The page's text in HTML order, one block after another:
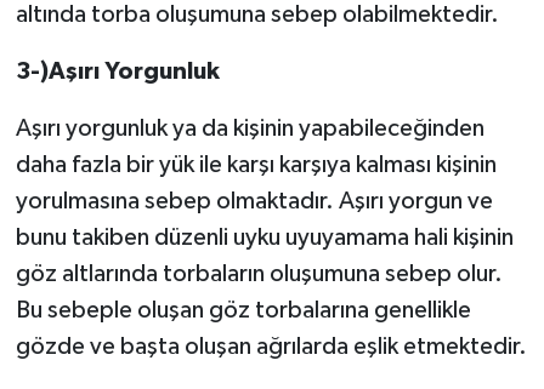
altında torba oluşumuna sebep olabilmektedir.
3-)Aşırı Yorgunluk
Aşırı yorgunluk ya da kişinin yapabileceğinden
daha fazla bir yük ile karşı karşıya kalması kişinin
yorulmasına sebep olmaktadır. Aşırı yorgun ve
bunu takiben düzenli uyku uyuyamama hali kişinin
göz altlarında torbaların oluşumuna sebep olur.
Bu sebeple oluşan göz torbalarına genellikle
gözde ve başta oluşan ağrılarda eşlik etmektedir.